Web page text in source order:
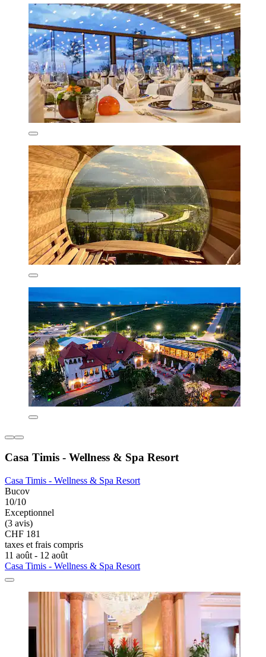
Casa Timis - Wellness & Spa Resort
Casa Timis - Wellness & Spa Resort
Bucov
10/10
Exceptionnel
(3 avis)
CHF 181
taxes et frais compris
11 août - 12 août
Casa Timis - Wellness & Spa Resort